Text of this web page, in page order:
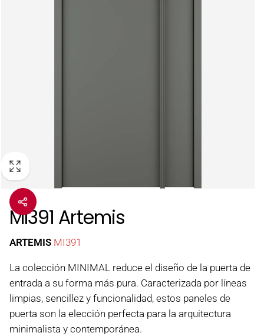
MI391 Artemis
ARTEMIS MI391
La colección MINIMAL reduce el diseño de la puerta de
entrada a su forma más pura. Caracterizada por líneas
limpias, sencillez y funcionalidad, estos paneles de
puerta son la elección perfecta para la arquitectura
minimalista y contemporánea.